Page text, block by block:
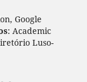
Google
: Academic
Luso-
OAJI.